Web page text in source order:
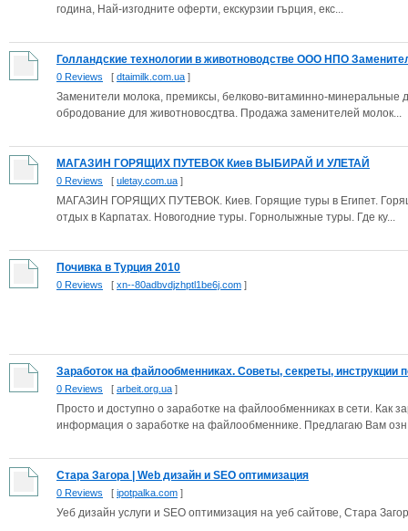
година, Най-изгодните оферти, екскурзии гърция, екс...
Голландские технологии в животноводстве ООО НПО
0 Reviews [ dtaimilk.com.ua ]
Заменители молока, премиксы, белково-витаминно-минеральные
обродование для животновосдтва. Продажа заменителей молок...
МАГАЗИН ГОРЯЩИХ ПУТЕВОК Киев ВЫБИРАЙ И УЛЕТАЙ
0 Reviews [ uletay.com.ua ]
МАГАЗИН ГОРЯЩИХ ПУТЕВОК. Киев. Горящие туры в Египет.
отдых в Карпатах. Новогодние туры. Горнолыжные туры. Где ку...
Почивка в Турция 2010
0 Reviews [ xn--80adbvdjzhptl1be6j.com ]
Заработок на файлообменниках. Советы, секреты, инструкции
0 Reviews [ arbeit.org.ua ]
Просто и доступно о заработке на файлообменниках в сети. Как
информация о заработке на файлообменнике. Предлагаю Вам
Стара Загора | Web дизайн и SEO оптимизация
0 Reviews [ ipotpalka.com ]
Уеб дизайн услуги и SEO оптимизация на уеб сайтове, Стара